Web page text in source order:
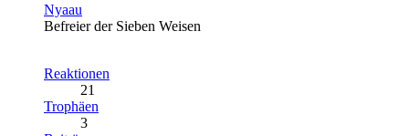
Nyaau
Befreier der Sieben Weisen
Reaktionen
21
Trophäen
3